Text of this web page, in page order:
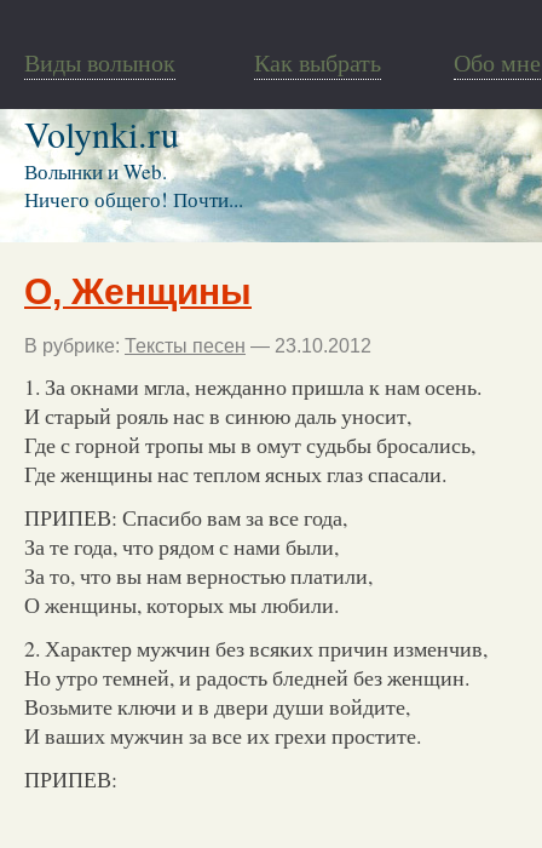
Виды волынок Как выбрать Обо мне
Volynki.ru
Волынки и Web.
Ничего общего! Почти...
О, Женщины
В рубрике: Тексты песен — 23.10.2012
1. За окнами мгла, нежданно пришла к нам осень.
И старый рояль нас в синюю даль уносит,
Где с горной тропы мы в омут судьбы бросались,
Где женщины нас теплом ясных глаз спасали.
ПРИПЕВ: Спасибо вам за все года,
За те года, что рядом с нами были,
За то, что вы нам верностью платили,
О женщины, которых мы любили.
2. Характер мужчин без всяких причин изменчив,
Но утро темней, и радость бледней без женщин.
Возьмите ключи и в двери души войдите,
И ваших мужчин за все их грехи простите.
ПРИПЕВ: